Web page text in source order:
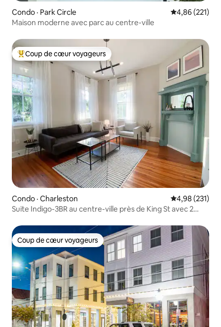
Condo · Park Circle Note
4,86 (221)
Maison moderne avec parc au centre-ville
Coup de cœur voyageurs parmi les plus aimés
Coup de cœur voyageurs
Condo · Charleston Note
4,98 (231)
Suite Indigo-3BR au centre-ville près de King St avec 2
Coup de cœur voyageurs
Coup de cœur voyageurs